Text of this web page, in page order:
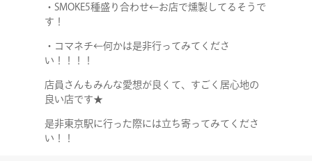
・SMOKE5種盛り合わせ←お店で燻製してるそうで
す！
・コマネチ←何かは是非行ってみてくださ
い！！！！
店員さんもみんな愛想が良くて、すごく居心地の
良い店です★
是非東京駅に行った際には立ち寄ってみてくださ
い！！